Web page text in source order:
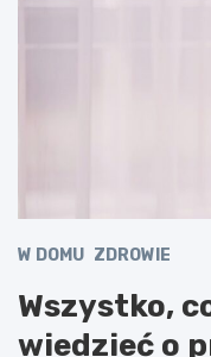
W DOMU ZDROWIE
Wszystko,
wiedzieć o